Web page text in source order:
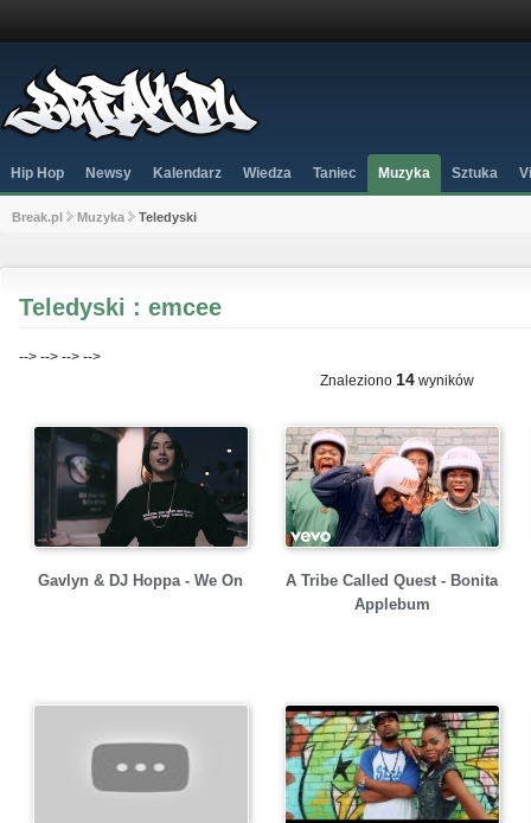
Hip Hop Newsy Kalendarz Wiedza Taniec Muzyka Sztuka
Break.pl Muzyka Teledyski
Teledyski : emcee
--> --> --> -->
Znaleziono 14 wyników
Gavlyn & DJ Hoppa - We On
A Tribe Called Quest - Bonita
Applebum